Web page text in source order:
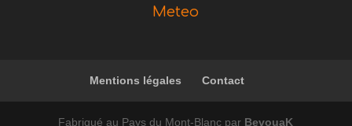
Meteo
Mentions légales Contact
Fabriqué au Pays du Mont-Blanc par BevouaK